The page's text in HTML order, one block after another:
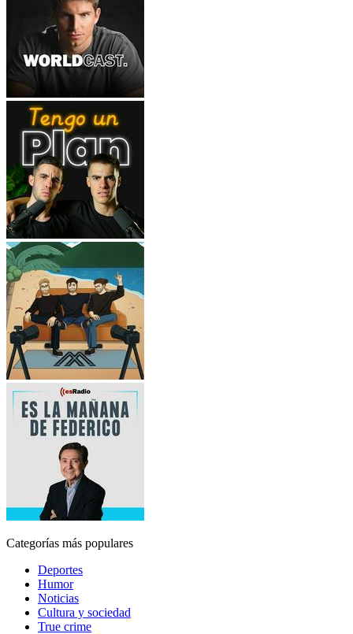
Categorías más populares
Deportes
Humor
Noticias
Cultura y sociedad
True crime